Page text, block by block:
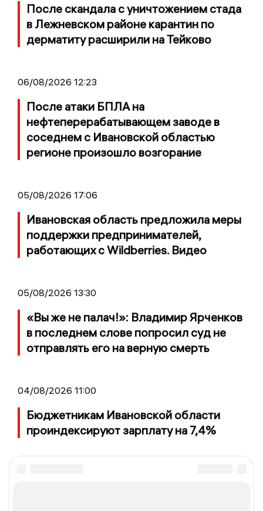
После скандала с уничтожением стада
в Лежневском районе карантин по
дерматиту расширили на Тейково
06/08/2026 12:23
После атаки БПЛА на
нефтеперерабатывающем заводе в
соседнем с Ивановской областью
регионе произошло возгорание
05/08/2026 17:06
Ивановская область предложила меры
поддержки предпринимателей,
работающих с Wildberries. Видео
05/08/2026 13:30
«Вы же не палач!»: Владимир Ярченков
в последнем слове попросил суд не
отправлять его на верную смерть
04/08/2026 11:00
Бюджетникам Ивановской области
проиндексируют зарплату на 7,4%